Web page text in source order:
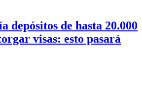
depósitos de hasta 20.000
visas: esto pasará